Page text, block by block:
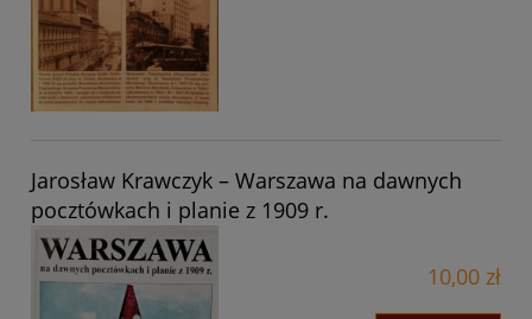
Jarosław Krawczyk – Warszawa na dawnych
pocztówkach i planie z 1909 r.
10,00 zł